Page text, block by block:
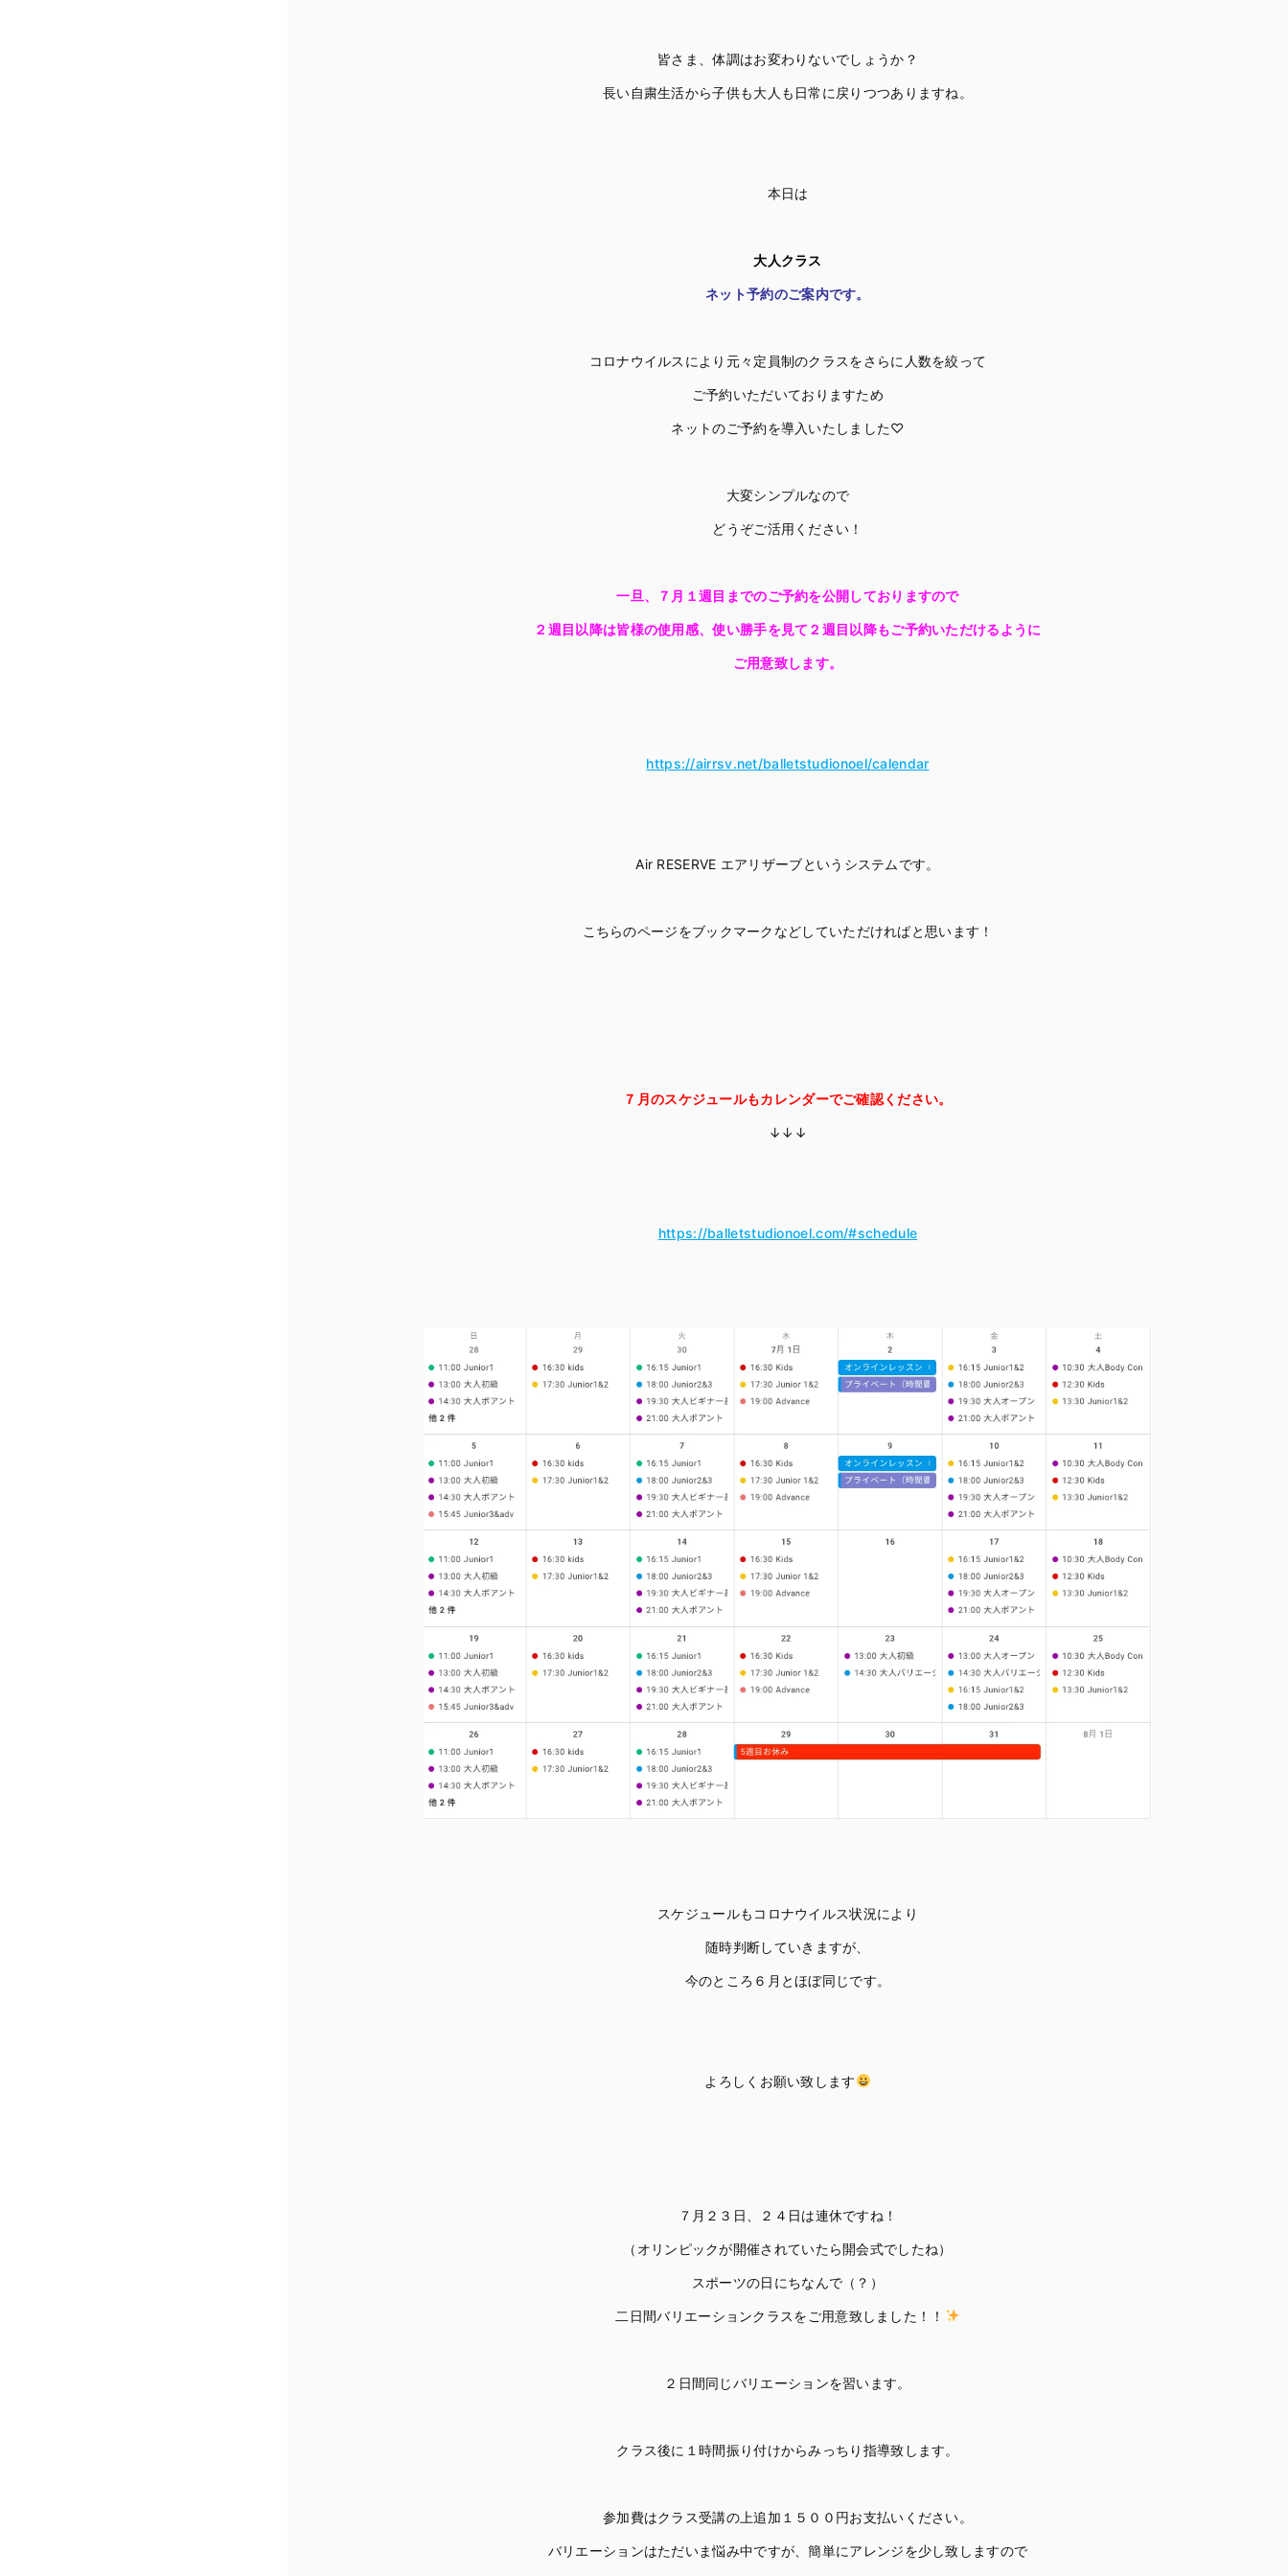
皆さま、体調はお変わりないでしょうか？
長い自粛生活から子供も大人も日常に戻りつつありますね。
本日は
大人クラス
ネット予約のご案内です。
コロナウイルスにより元々定員制のクラスをさらに人数を絞って
ご予約いただいておりますため
ネットのご予約を導入いたしました♡
大変シンプルなので
どうぞご活用ください！
一旦、７月１週目までのご予約を公開しておりますので
２週目以降は皆様の使用感、使い勝手を見て２週目以降もご予約いただけるように
ご用意致します。
https://airrsv.net/balletstudionoel/calendar
Air RESERVE エアリザーブというシステムです。
こちらのページをブックマークなどしていただければと思います！
７月のスケジュールもカレンダーでご確認ください。
↓↓↓
https://balletstudionoel.com/#schedule
スケジュールもコロナウイルス状況により
随時判断していきますが、
今のところ６月とほぼ同じです。
よろしくお願い致します
７月２３日、２４日は連休ですね！
（オリンピックが開催されていたら開会式でしたね）
スポーツの日にちなんで（？）
二日間バリエーションクラスをご用意致しました！！
２日間同じバリエーションを習います。
クラス後に１時間振り付けからみっちり指導致します。
参加費はクラス受講の上追加１５００円お支払いください。
バリエーションはただいま悩み中ですが、簡単にアレンジを少し致しますので